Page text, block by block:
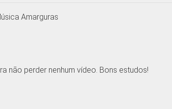
Amarguras
não perder nenhum vídeo. Bons estudos!